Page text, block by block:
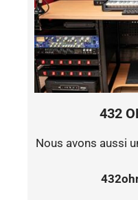
432
Nous avons aussi